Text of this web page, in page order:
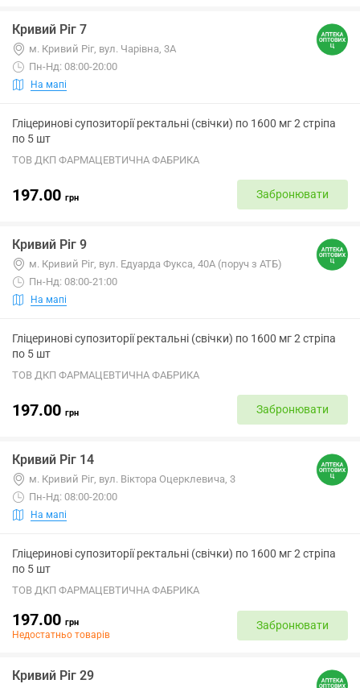
Кривий Ріг 7
м. Кривий Ріг, вул. Чарівна, 3А
Пн-Нд: 08:00-20:00
На мапі
Гліцеринові супозиторії ректальні (свічки) по 1600 мг 2 стріпа
по 5 шт
ТОВ ДКП ФАРМАЦЕВТИЧНА ФАБРИКА
197.00 грн Забронювати
Кривий Ріг 9
м. Кривий Ріг, вул. Едуарда Фукса, 40А (поруч з АТБ)
Пн-Нд: 08:00-21:00
На мапі
Гліцеринові супозиторії ректальні (свічки) по 1600 мг 2 стріпа
по 5 шт
ТОВ ДКП ФАРМАЦЕВТИЧНА ФАБРИКА
197.00 грн Забронювати
Кривий Ріг 14
м. Кривий Ріг, вул. Віктора Оцерклевича, 3
Пн-Нд: 08:00-20:00
На мапі
Гліцеринові супозиторії ректальні (свічки) по 1600 мг 2 стріпа
по 5 шт
ТОВ ДКП ФАРМАЦЕВТИЧНА ФАБРИКА
197.00 грн
Недостатньо товарів
Забронювати
Кривий Ріг 29